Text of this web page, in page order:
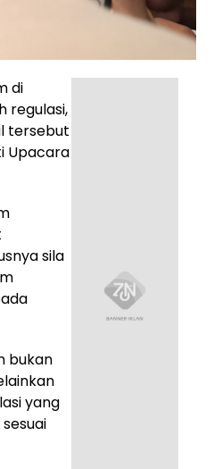
di
regulasi,
tersebut
Upacara
sila
bukan
yang